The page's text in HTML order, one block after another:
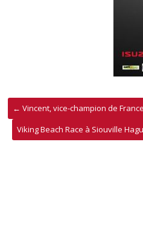
← Vincent, vice-champion de
Viking Beach Race à Siouville